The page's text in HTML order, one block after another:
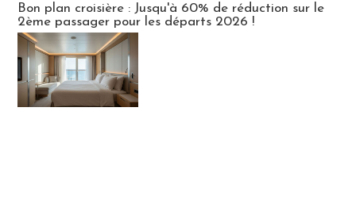
Bon plan croisière : Jusqu'à 60% de réduction sur le
2ème passager pour les départs 2026 !